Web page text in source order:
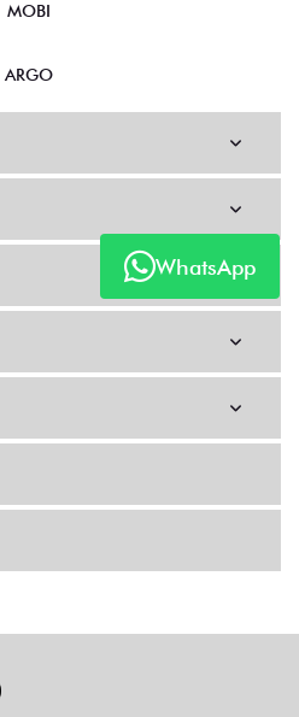
WhatsApp
MOBI
ARGO